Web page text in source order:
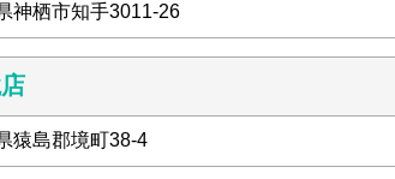
神栖市知手3011-26
猿島郡境町38-4